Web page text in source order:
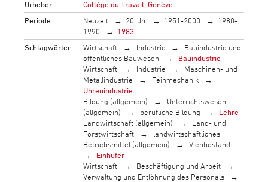
Urheber
Collège du Travail, Genève
Periode
Neuzeit 20. Jh. 1951-2000
1980-
1990
1983
Schlagwörter
Wirtschaft Industrie
Bauindustrie und
öffentliches Bauwesen
Bauindustrie
Wirtschaft
Industrie
Maschinen- und
Metallindustrie
Feinmechanik
Uhrenindustrie
Bildung (allgemein)
Unterrichtswesen
(allgemein)
berufliche Bildung
Lehre
Landwirtschaft (allgemein)
Land- und
Forstwirtschaft
landwirtschaftliches
Betriebsmittel (allgemein)
Viehbestand
Einhufer
Wirtschaft
Beschäftigung und Arbeit
Verwaltung und Entlöhnung des Personals